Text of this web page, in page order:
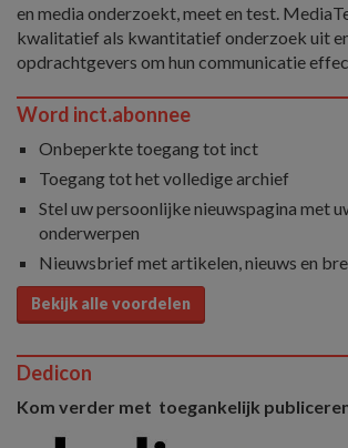
en media onderzoekt, meet en test.
kwalitatief als kwantitatief onderzoek uit
opdrachtgevers om hun communicatie
Word inct.abonnee
Onbeperkte toegang tot inct
Toegang tot het volledige archief
Stel uw persoonlijke nieuwspagina met
onderwerpen
Nieuwsbrief met artikelen, nieuws en
Bekijk alle voordelen
Dedicon
Kom verder met toegankelijk